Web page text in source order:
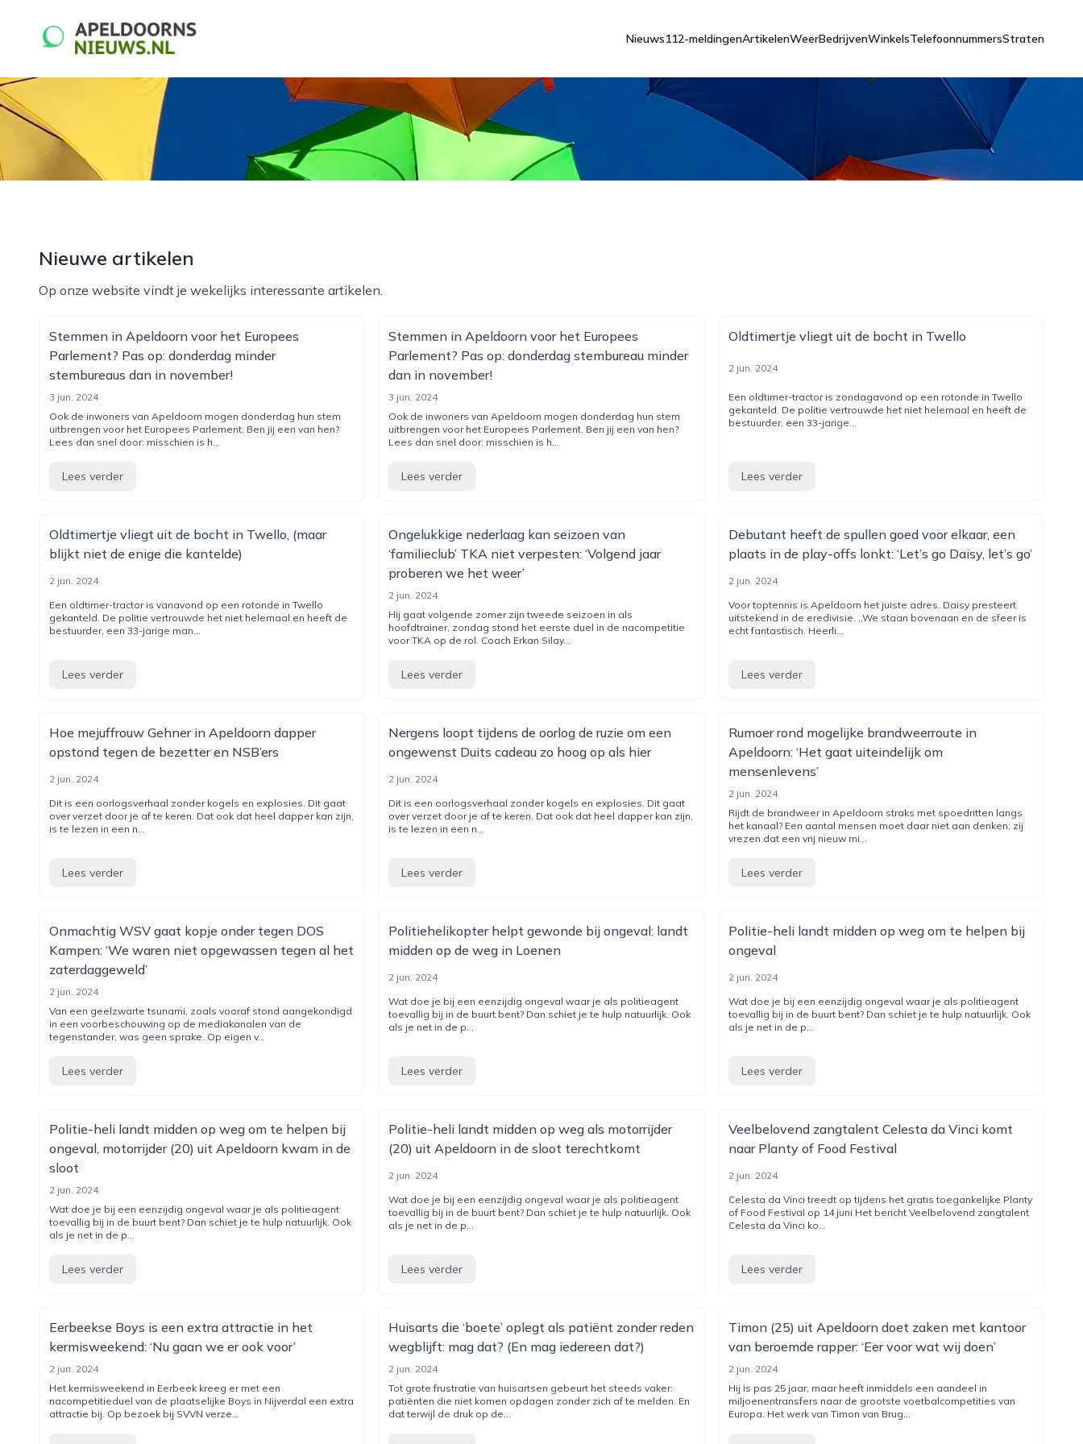
apeldoornsnieuws.nl
Nieuws112-meldingenArtikelenWeerBedrijvenWinkelsTelefoonnummersStraten
Nieuwe artikelen
Op onze website vindt je wekelijks interessante artikelen.
Stemmen in Apeldoorn voor het Europees
Parlement? Pas op: donderdag minder
stembureaus dan in november!
3 jun. 2024
Ook de inwoners van Apeldoorn mogen donderdag hun stem
uitbrengen voor het Europees Parlement. Ben jij een van hen?
Lees dan snel door: misschien is h...
Lees verder
Stemmen in Apeldoorn voor het Europees
Parlement? Pas op: donderdag stembureau minder
dan in november!
3 jun. 2024
Ook de inwoners van Apeldoorn mogen donderdag hun stem
uitbrengen voor het Europees Parlement. Ben jij een van hen?
Lees dan snel door: misschien is h...
Lees verder
Oldtimertje vliegt uit de bocht in Twello
2 jun. 2024
Een oldtimer-tractor is zondagavond op een rotonde in Twello
gekanteld. De politie vertrouwde het niet helemaal en heeft de
bestuurder, een 33-jarige...
Lees verder
Oldtimertje vliegt uit de bocht in Twello, (maar
blijkt niet de enige die kantelde)
2 jun. 2024
Een oldtimer-tractor is vanavond op een rotonde in Twello
gekanteld. De politie vertrouwde het niet helemaal en heeft de
bestuurder, een 33-jarige man...
Lees verder
Ongelukkige nederlaag kan seizoen van
‘familieclub’ TKA niet verpesten: ‘Volgend jaar
proberen we het weer’
2 jun. 2024
Hij gaat volgende zomer zijn tweede seizoen in als
hoofdtrainer, zondag stond het eerste duel in de nacompetitie
voor TKA op de rol. Coach Erkan Silay...
Lees verder
Debutant heeft de spullen goed voor elkaar, een
plaats in de play-offs lonkt: ‘Let’s go Daisy, let’s go’
2 jun. 2024
Voor toptennis is Apeldoorn het juiste adres. Daisy presteert
uitstekend in de eredivisie. ,,We staan bovenaan en de sfeer is
echt fantastisch. Heerli...
Lees verder
Hoe mejuffrouw Gehner in Apeldoorn dapper
opstond tegen de bezetter en NSB’ers
2 jun. 2024
Dit is een oorlogsverhaal zonder kogels en explosies. Dit gaat
over verzet door je af te keren. Dat ook dat heel dapper kan zijn,
is te lezen in een n...
Lees verder
Nergens loopt tijdens de oorlog de ruzie om een
ongewenst Duits cadeau zo hoog op als hier
2 jun. 2024
Dit is een oorlogsverhaal zonder kogels en explosies. Dit gaat
over verzet door je af te keren. Dat ook dat heel dapper kan zijn,
is te lezen in een n...
Lees verder
Rumoer rond mogelijke brandweerroute in
Apeldoorn: ‘Het gaat uiteindelijk om
mensenlevens’
2 jun. 2024
Rijdt de brandweer in Apeldoorn straks met spoedritten langs
het kanaal? Een aantal mensen moet daar niet aan denken; zij
vrezen dat een vrij nieuw mi...
Lees verder
Onmachtig WSV gaat kopje onder tegen DOS
Kampen: ‘We waren niet opgewassen tegen al het
zaterdaggeweld’
2 jun. 2024
Van een geelzwarte tsunami, zoals vooraf stond aangekondigd
in een voorbeschouwing op de mediakanalen van de
tegenstander, was geen sprake. Op eigen v...
Lees verder
Politiehelikopter helpt gewonde bij ongeval: landt
midden op de weg in Loenen
2 jun. 2024
Wat doe je bij een eenzijdig ongeval waar je als politieagent
toevallig bij in de buurt bent? Dan schiet je te hulp natuurlijk. Ook
als je net in de p...
Lees verder
Politie-heli landt midden op weg om te helpen bij
ongeval
2 jun. 2024
Wat doe je bij een eenzijdig ongeval waar je als politieagent
toevallig bij in de buurt bent? Dan schiet je te hulp natuurlijk. Ook
als je net in de p...
Lees verder
Politie-heli landt midden op weg om te helpen bij
ongeval, motorrijder (20) uit Apeldoorn kwam in de
sloot
2 jun. 2024
Wat doe je bij een eenzijdig ongeval waar je als politieagent
toevallig bij in de buurt bent? Dan schiet je te hulp natuurlijk. Ook
als je net in de p...
Lees verder
Politie-heli landt midden op weg als motorrijder
(20) uit Apeldoorn in de sloot terechtkomt
2 jun. 2024
Wat doe je bij een eenzijdig ongeval waar je als politieagent
toevallig bij in de buurt bent? Dan schiet je te hulp natuurlijk. Ook
als je net in de p...
Lees verder
Veelbelovend zangtalent Celesta da Vinci komt
naar Planty of Food Festival
2 jun. 2024
Celesta da Vinci treedt op tijdens het gratis toegankelijke Planty
of Food Festival op 14 juni Het bericht Veelbelovend zangtalent
Celesta da Vinci ko...
Lees verder
Eerbeekse Boys is een extra attractie in het
kermisweekend: ‘Nu gaan we er ook voor’
2 jun. 2024
Het kermisweekend in Eerbeek kreeg er met een
nacompetitieduel van de plaatselijke Boys in Nijverdal een extra
attractie bij. Op bezoek bij SVVN verze...
Huisarts die ‘boete’ oplegt als patiënt zonder reden
wegblijft: mag dat? (En mag iedereen dat?)
2 jun. 2024
Tot grote frustratie van huisartsen gebeurt het steeds vaker:
patiënten die niet komen opdagen zonder zich af te melden. En
dat terwijl de druk op de...
Timon (25) uit Apeldoorn doet zaken met kantoor
van beroemde rapper: ‘Eer voor wat wij doen’
2 jun. 2024
Hij is pas 25 jaar, maar heeft inmiddels een aandeel in
miljoenentransfers naar de grootste voetbalcompetities van
Europa. Het werk van Timon van Brug...